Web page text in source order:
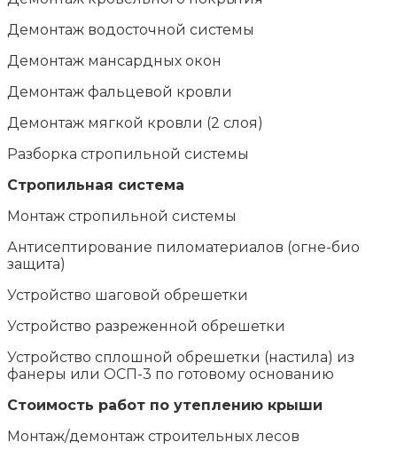
Демонтаж водосточной системы
Демонтаж мансардных окон
Демонтаж фальцевой кровли
Демонтаж мягкой кровли (2 слоя)
Разборка стропильной системы
Стропильная система
Монтаж стропильной системы
Антисептирование пиломатериалов (огне-био
защита)
Устройство шаговой обрешетки
Устройство разреженной обрешетки
Устройство сплошной обрешетки (настила) из
фанеры или ОСП-3 по готовому основанию
Стоимость работ по утеплению крыши
Монтаж/демонтаж строительных лесов